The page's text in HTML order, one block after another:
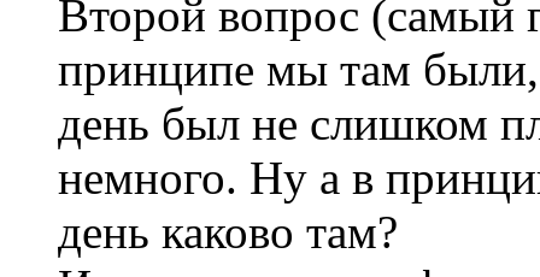
Второй вопрос (самый
принципе мы там
день был не слишком
немного. Ну а в
день каково там?